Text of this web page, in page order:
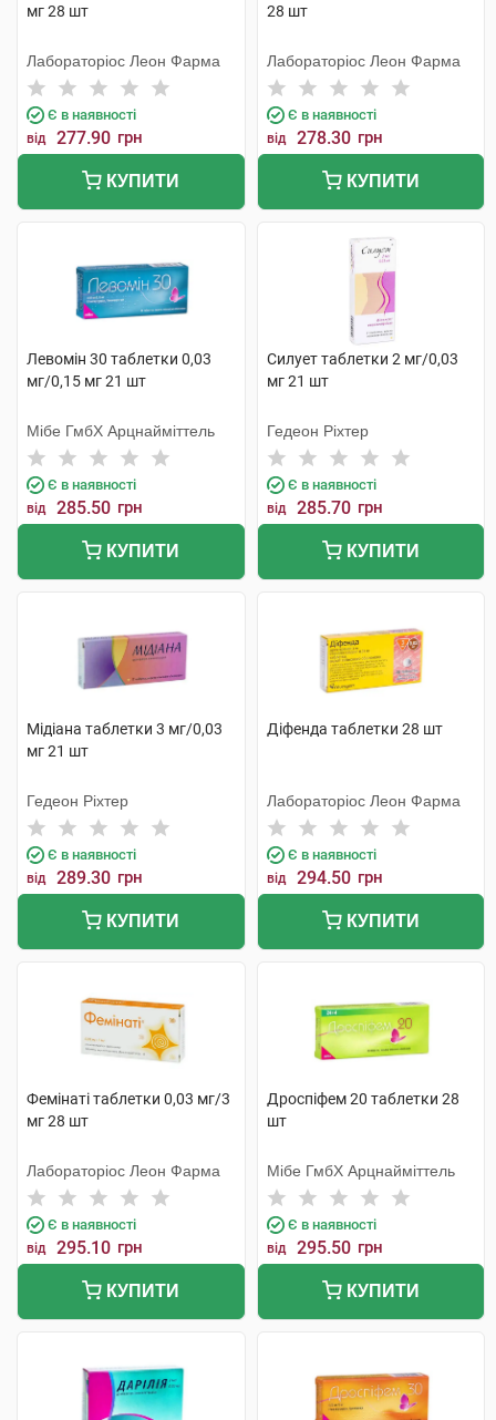
мг 28 шт
Лабораторіос Леон Фарма
Є в наявності
від 277.90 грн
КУПИТИ
28 шт
Лабораторіос Леон Фарма
Є в наявності
від 278.30 грн
КУПИТИ
Левомін 30 таблетки 0,03
мг/0,15 мг 21 шт
Мібе ГмбХ Арцнайміттель
Є в наявності
від 285.50 грн
КУПИТИ
Силует таблетки 2 мг/0,03
мг 21 шт
Гедеон Ріхтер
Є в наявності
від 285.70 грн
КУПИТИ
Мiдіана таблетки 3 мг/0,03
мг 21 шт
Гедеон Ріхтер
Є в наявності
від 289.30 грн
КУПИТИ
Діфенда таблетки 28 шт
Лабораторіос Леон Фарма
Є в наявності
від 294.50 грн
КУПИТИ
Фемінаті таблетки 0,03 мг/3
мг 28 шт
Лабораторіос Леон Фарма
Є в наявності
від 295.10 грн
КУПИТИ
Дроспіфем 20 таблетки 28
шт
Мібе ГмбХ Арцнайміттель
Є в наявності
від 295.50 грн
КУПИТИ